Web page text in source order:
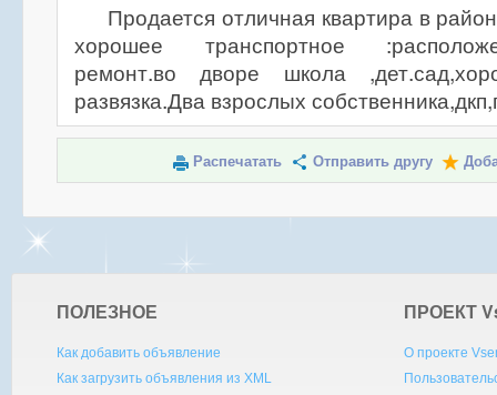
Продается отличная квартира в
хорошее транспортное
ремонт.во дворе школа
развязка.Два взрослых
Распечатать Отправить другу
ПОЛЕЗНОЕ
Как добавить объявление
Как загрузить объявления из XML
ПРОЕКТ V
О проекте